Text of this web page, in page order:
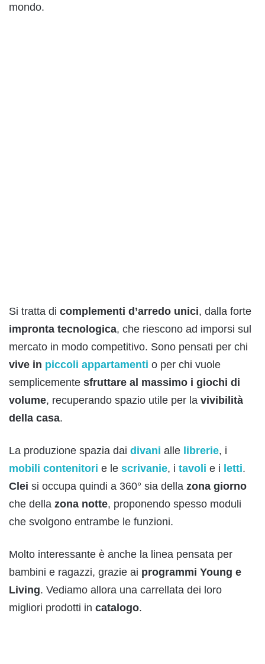
mondo.
Si tratta di complementi d’arredo unici, dalla forte
impronta tecnologica, che riescono ad imporsi sul
mercato in modo competitivo. Sono pensati per chi
vive in piccoli appartamenti o per chi vuole
semplicemente sfruttare al massimo i giochi di
volume, recuperando spazio utile per la vivibilità
della casa.
La produzione spazia dai divani alle librerie, i
mobili contenitori e le scrivanie, i tavoli e i letti.
Clei si occupa quindi a 360° sia della zona giorno
che della zona notte, proponendo spesso moduli
che svolgono entrambe le funzioni.
Molto interessante è anche la linea pensata per
bambini e ragazzi, grazie ai programmi Young e
Living. Vediamo allora una carrellata dei loro
migliori prodotti in catalogo.